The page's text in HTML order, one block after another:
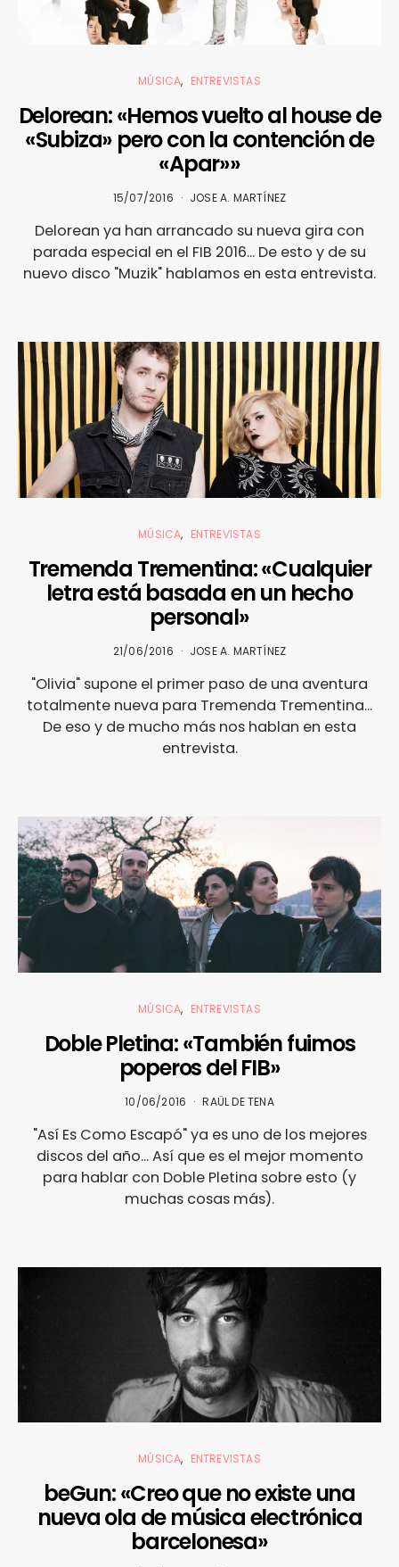
MÚSICA ENTREVISTAS
Delorean: «Hemos vuelto al house de
«Subiza» pero con la contención de
«Apar»»
15/07/2016 JOSE A. MARTÍNEZ
Delorean ya han arrancado su nueva gira con
parada especial en el FIB 2016... De esto y de su
nuevo disco "Muzik" hablamos en esta entrevista.
MÚSICA ENTREVISTAS
Tremenda Trementina: «Cualquier
letra está basada en un hecho
personal»
21/06/2016 JOSE A. MARTÍNEZ
"Olivia" supone el primer paso de una aventura
totalmente nueva para Tremenda Trementina...
De eso y de mucho más nos hablan en esta
entrevista.
MÚSICA ENTREVISTAS
Doble Pletina: «También fuimos
poperos del FIB»
10/06/2016 RAÜL DE TENA
"Así Es Como Escapó" ya es uno de los mejores
discos del año... Así que es el mejor momento
para hablar con Doble Pletina sobre esto (y
muchas cosas más).
MÚSICA ENTREVISTAS
beGun: «Creo que no existe una
nueva ola de música electrónica
barcelonesa»